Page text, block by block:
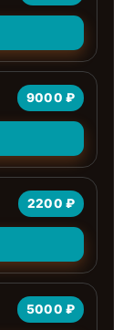
9000 ₽
2200 ₽
5000 ₽